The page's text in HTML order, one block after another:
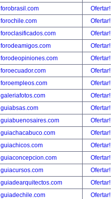
forobrasil.com
Ofertar!
forochile.com
Ofertar!
foroclasificados.com
Ofertar!
forodeamigos.com
Ofertar!
forodeopiniones.com
Ofertar!
foroecuador.com
Ofertar!
foroempleos.com
Ofertar!
galeriafotos.com
Ofertar!
guiabsas.com
Ofertar!
guiabuenosaires.com
Ofertar!
guiachacabuco.com
Ofertar!
guiachicos.com
Ofertar!
guiaconcepcion.com
Ofertar!
guiacursos.com
Ofertar!
guiadearquitectos.com
Ofertar!
guiadechile.com
Ofertar!